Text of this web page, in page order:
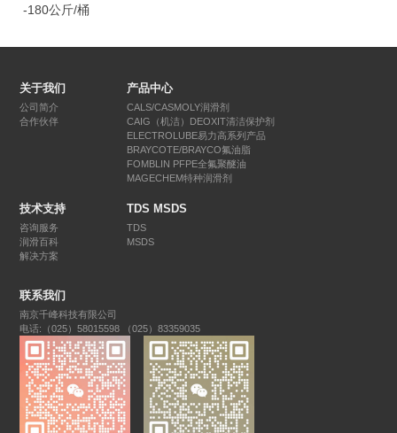
-180公斤/桶
关于我们
公司简介
合作伙伴
产品中心
CALS/CASMOLY润滑剂
CAIG（机洁）DEOXIT清洁保护剂
ELECTROLUBE易力高系列产品
BRAYCOTE/BRAYCO氟油脂
FOMBLIN PFPE全氟聚醚油
MAGECHEM特种润滑剂
技术支持
咨询服务
润滑百科
解决方案
TDS MSDS
TDS
MSDS
联系我们
南京千峰科技有限公司
电话:（025）58015598 （025）83359035